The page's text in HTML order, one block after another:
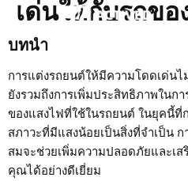
เด่นให้กับรถข
บทนำ
การแต่งรถยนต์ให้มีความโดดเด่นไ
ยังรวมถึงการเพิ่มประสิทธิภาพในก
ของแสงไฟที่ใช้ในรถยนต์ ในยุคนี้ที่
สภาวะที่มีแสงน้อยเป็นสิ่งที่จำเป็น
สมจะช่วยเพิ่มความปลอดภัยและเ
คุณได้อย่างดีเยี่ยม